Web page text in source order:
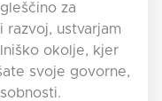
za
razvoj, ustvarjam
okolje, kjer
svoje govorne,